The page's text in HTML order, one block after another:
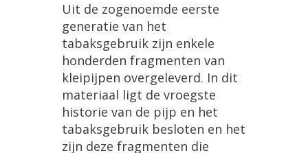
Uit de zogenoemde eerste
generatie van het
tabaksgebruik zijn enkele
honderden fragmenten van
kleipijpen overgeleverd. In dit
materiaal ligt de vroegste
historie van de pijp en het
tabaksgebruik besloten en het
zijn deze fragmenten die